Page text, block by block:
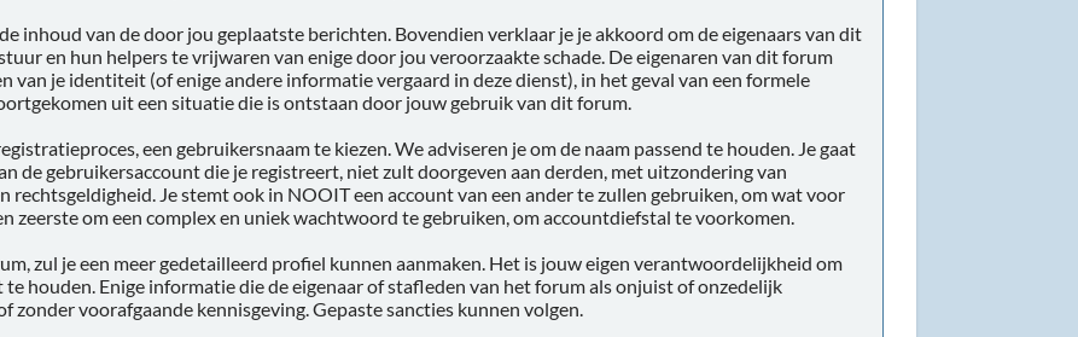
inhoud van de door jou geplaatste berichten. Bovendien verklaar je je akkoord om de eigenaars van dit
en hun helpers te vrijwaren van enige door jou veroorzaakte schade. De eigenaren van dit forum
je identiteit (of enige andere informatie vergaard in deze dienst), in het geval van een formele
uit een situatie die is ontstaan door jouw gebruik van dit forum.
een gebruikersnaam te kiezen. We adviseren je om de naam passend te houden. Je gaat
de gebruikersaccount die je registreert, niet zult doorgeven aan derden, met uitzondering van
rechtsgeldigheid. Je stemt ook in NOOIT een account van een ander te zullen gebruiken, om wat voor
zeerste om een complex en uniek wachtwoord te gebruiken, om accountdiefstal te voorkomen.
zul je een meer gedetailleerd profiel kunnen aanmaken. Het is jouw eigen verantwoordelijkheid om
houden. Enige informatie die de eigenaar of stafleden van het forum als onjuist of onzedelijk
zonder voorafgaande kennisgeving. Gepaste sancties kunnen volgen.